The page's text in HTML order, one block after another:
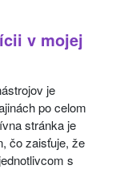
v mojej
je
po celom
stránka je
čo zaisťuje, že
s